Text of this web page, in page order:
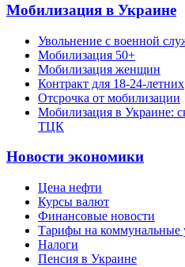
Мобилизация в Украине
Увольнение с военной
Мобилизация 50+
Мобилизация женщин
Контракт для 18-24-летних
Отсрочка от мобилизации
Мобилизация в Украине:
ТЦК
Новости экономики
Цена нефти
Курсы валют
Финансовые новости
Тарифы на коммунальные
Налоги
Пенсия в Украине